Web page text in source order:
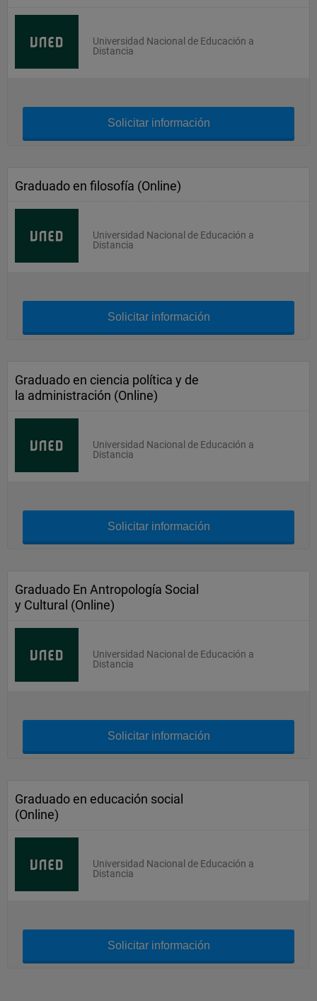
Universidad Nacional de Educación a
Distancia
Solicitar información
Graduado en filosofía (Online)
Universidad Nacional de Educación a
Distancia
Solicitar información
Graduado en ciencia política y de
la administración (Online)
Universidad Nacional de Educación a
Distancia
Solicitar información
Graduado En Antropología Social
y Cultural (Online)
Universidad Nacional de Educación a
Distancia
Solicitar información
Graduado en educación social
(Online)
Universidad Nacional de Educación a
Distancia
Solicitar información